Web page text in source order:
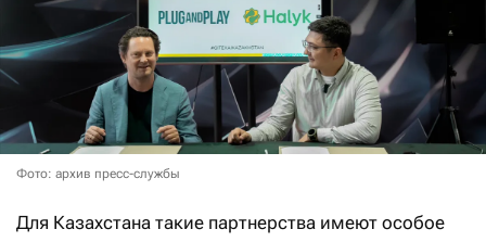
Фото: архив пресс-службы
Для Казахстана такие партнерства имеют особое